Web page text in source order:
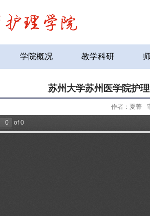
学院概况 教学科研
苏州大学苏州医学院护
作者：夏菁